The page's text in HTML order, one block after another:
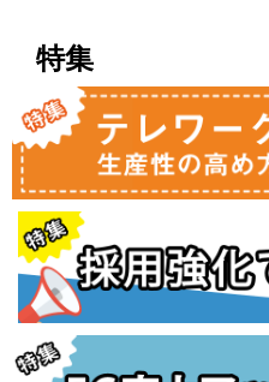
特集